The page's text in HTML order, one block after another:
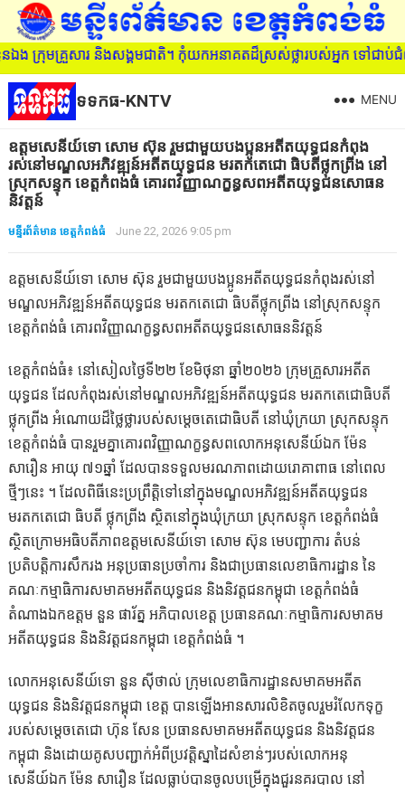
សារ និងសង្គមជាតិ។ កុំយកអនាគតដ៏ស្រស់ថ្លារបស់អ្នក ទៅជាប់ជំព
ទទកធ-KNTV MENU
ឧត្ដមសេនីយ៍ទោ សោម ស៊ុន រួមជាមួយបងប្អូនអតីតយុទ្ធជនកំពុង
រស់នៅមណ្ឌលអភិវឌ្ឍន៍អតីតយុទ្ធជន មរតកតេជោ ធិបតីថ្លុកព្រីង នៅ
ស្រុកសន្ទុក ខេត្តកំពង់ធំ គោរពវិញ្ញាណក្ខន្ធសពអតីតយុទ្ធជនសោធន
និវត្តន៍
មន្ទីរព័ត៌មាន ខេត្តកំពង់ធំ June 22, 2026 9:05 pm
ឧត្ដមសេនីយ៍ទោ សោម ស៊ុន រួមជាមួយបងប្អូនអតីតយុទ្ធជនកំពុងរស់នៅ
មណ្ឌលអភិវឌ្ឍន៍អតីតយុទ្ធជន មរតកតេជោ ធិបតីថ្លុកព្រីង នៅស្រុកសន្ទុក
ខេត្តកំពង់ធំ គោរពវិញ្ញាណក្ខន្ធសពអតីតយុទ្ធជនសោធននិវត្តន៍
ខេត្តកំពង់ធំ៖ នៅសៀលថ្ងៃទី២២ ខែមិថុនា ឆ្នាំ២០២៦ ក្រុមគ្រួសារអតីត
យុទ្ធជន ដែលកំពុងរស់នៅមណ្ឌលអភិវឌ្ឍន៍អតីតយុទ្ធជន មរតកតេជោធិបតី
ថ្លុកព្រីង អំណោយដ៏ថ្លៃថ្លារបស់សម្តេចតេជោធិបតី នៅឃុំក្រយា ស្រុកសន្ទុក
ខេត្តកំពង់ធំ បានរួមគ្នាគោរពវិញ្ញាណក្ខន្ធសពលោកអនុសេនីយ៍ឯក ម៉ែន
សារឿន អាយុ ៧១ឆ្នាំ ដែលបានទទួលមរណភាពដោយរោគាពាធ នៅពេល
ថ្មីៗនេះ ។ ដែលពិធីនេះប្រព្រឹត្តិ​ទៅ​នៅក្នុង​មណ្ឌល​អភិវឌ្ឍ​ន៍​អតីត​យុទ្ធ​ជន​
មរតក​តេជោ​ ធិបតី​ ថ្លុក​ព្រីង​ ស្ថិត​នៅ​ក្នុង​ឃុំ​ក្រយា​ ស្រុក​សន្ទុក​ ខេត្ត​កំពង់​ធំ​
ស្ថិតក្រោមអធិបតីភាពឧត្តមសេនីយ៍ទោ សោម ស៊ុន មេបញ្ជាការ តំបន់
ប្រតិបត្តិការសឹករង អនុប្រធានប្រចាំការ និងជាប្រធានលេខាធិការដ្ឋាន នៃ
គណៈកម្មាធិការសមាគមអតីតយុទ្ធជន និងនិវត្តជនកម្ពុជា ខេត្តកំពង់ធំ
តំណាងឯកឧត្តម នួន ផារ័ត្ន អភិបាលខេត្ត ប្រធានគណៈកម្មាធិការសមាគម
អតីតយុទ្ធជន និងនិវត្តជនកម្ពុជា ខេត្តកំពង់ធំ ។
លោកអនុសេនីយ៍ទោ នួន ស៊ីថាល់ ក្រុមលេខាធិការដ្ឋានសមាគមអតីត
យុទ្ធជន និងនិវត្តជនកម្ពុជា ខេត្ត បានឡើងអានសារលិខិតចូលរួមរំលែកទុក្ខ
របស់សម្តេចតេជោ ហ៊ុន សែន ប្រធានសមាគមអតីតយុទ្ធជន និងនិវត្តជន
កម្ពុជា និងដោយគូសបញ្ជាក់អំពីប្រវត្តិស្នាដៃសំខាន់ៗរបស់លោកអនុ
សេនីយ៍ឯក ម៉ែន សារឿន ដែលធ្លាប់បានចូលបម្រើក្នុងជួរនគរបាល នៅ